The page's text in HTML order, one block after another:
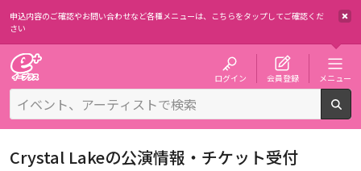
申込内容のご確認やお問い合わせなど各種メニューは、 こちらをタップしてご確認くだ
さい
ログイン 会員登録 メニュー
Crystal Lakeの公演情報・チケット受付